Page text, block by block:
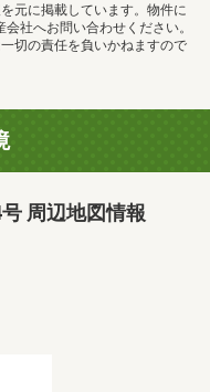
を元に掲載しています。物件に
社へお問い合わせください。
切の責任を負いかねますので
周辺地図情報